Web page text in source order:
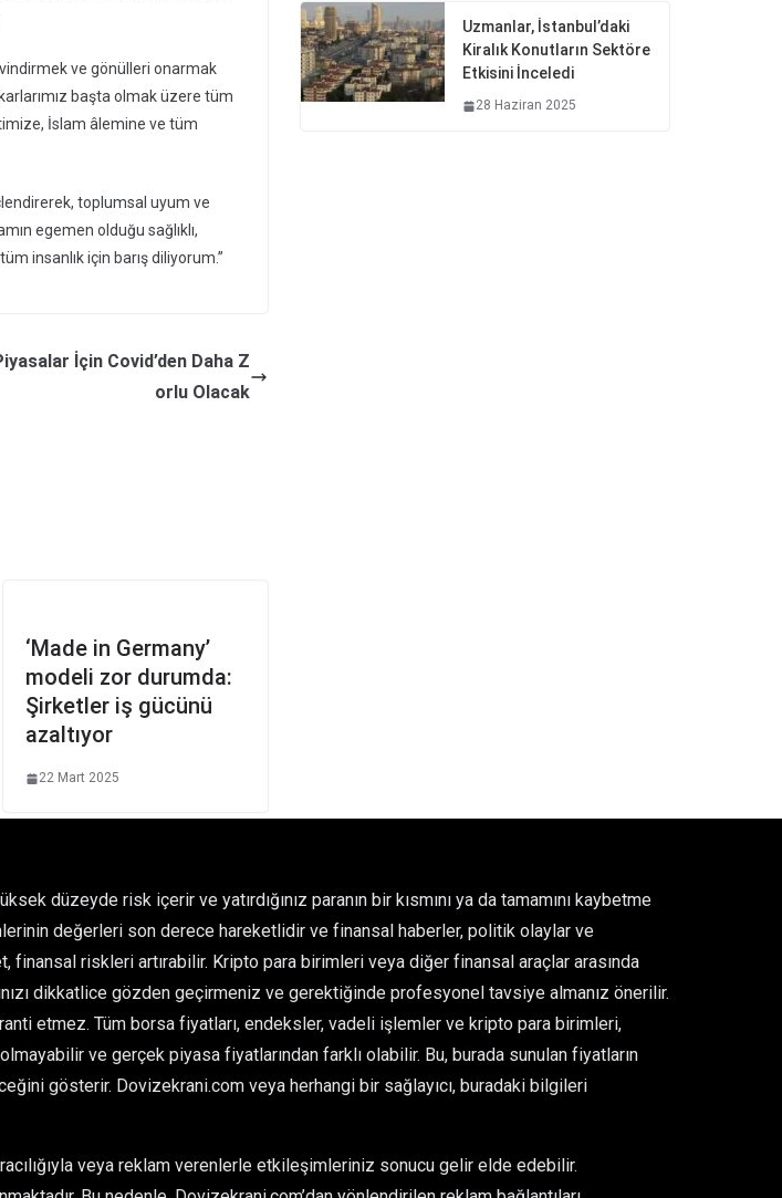
ve gönülleri onarmak
başta olmak üzere tüm
İslam âlemine ve tüm
toplumsal uyum ve
egemen olduğu sağlıklı,
insanlık için barış diliyorum.”
İçin Covid’den Daha Z
orlu Olacak
‘Made in Germany’
modeli zor durumda:
Şirketler iş gücünü
azaltıyor
22 Mart 2025
Uzmanlar, İstanbul’daki
Kiralık Konutların Sektöre
Etkisini İnceledi
28 Haziran 2025
düzeyde risk içerir ve yatırdığınız paranın bir kısmını ya da tamamını kaybetme
değerleri son derece hareketlidir ve finansal haberler, politik olaylar ve
riskleri artırabilir. Kripto para birimleri veya diğer finansal araçlar arasında
dikkatlice gözden geçirmeniz ve gerektiğinde profesyonel tavsiye almanız önerilir.
etmez. Tüm borsa fiyatları, endeksler, vadeli işlemler ve kripto para birimleri,
ve gerçek piyasa fiyatlarından farklı olabilir. Bu, burada sunulan fiyatların
gösterir. Dovizekrani.com veya herhangi bir sağlayıcı, buradaki bilgileri
veya reklam verenlerle etkileşimleriniz sonucu gelir elde edebilir.